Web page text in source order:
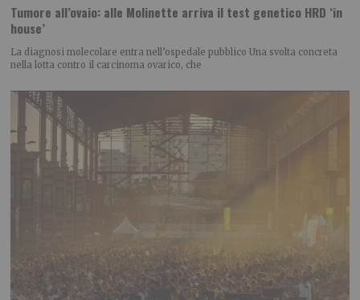
Tumore all’ovaio: alle Molinette arriva il test genetico HRD ‘in
house’
La diagnosi molecolare entra nell’ospedale pubblico Una svolta concreta
nella lotta contro il carcinoma ovarico, che